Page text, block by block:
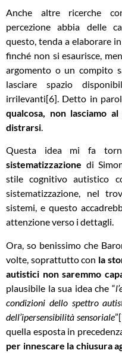
Anche altre ricerche
percezione abbia delle
questo, tenda a elaborare
finché non si esaurisce,
argomento o un compito
lasciare spazio
irrilevanti[6]. Detto in
qualcosa, non lasciamo
distrarsi.
Questa idea mi fa
sistematizzazione di
stile cognitivo autistico
sistematizzazione, nel
sistemi, e questo
attenzione verso i dettagli.
Ora, so benissimo che
volte, soprattutto con la
autistici non saremmo
plausibile la sua idea che “
condizioni dello spettro
dell’ipersensibilità sensoriale
quella esposta in
per innescare la chiusura